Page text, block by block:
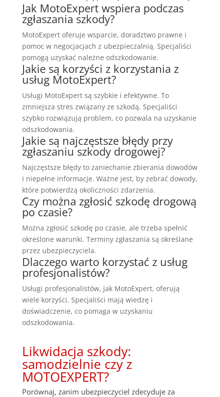
Jak MotoExpert wspiera podczas
zgłaszania szkody?
MotoExpert oferuje wsparcie, doradztwo prawne i
pomoc w negocjacjach z ubezpieczalnią. Specjaliści
pomogą uzyskać należne odszkodowanie.
Jakie są korzyści z korzystania z
usług MotoExpert?
Usługi MotoExpert są szybkie i efektywne. To
zmniejsza stres związany ze szkodą. Specjaliści
szybko rozwiązują problem, co pozwala na uzyskanie
odszkodowania.
Jakie są najczęstsze błędy przy
zgłaszaniu szkody drogowej?
Najczęstsze błędy to zaniechanie zbierania dowodów
i niepełne informacje. Ważne jest, by zebrać dowody,
które potwierdzą okoliczności zdarzenia.
Czy można zgłosić szkodę drogową
po czasie?
Można zgłosić szkodę po czasie, ale trzeba spełnić
określone warunki. Terminy zgłaszania są określane
przez ubezpieczyciela.
Dlaczego warto korzystać z usług
profesjonalistów?
Usługi profesjonalistów, jak MotoExpert, oferują
wiele korzyści. Specjaliści mają wiedzę i
doświadczenie, co pomaga w uzyskaniu
odszkodowania.
Likwidacja szkody:
samodzielnie czy z
MOTOEXPERT?
Porównaj, zanim ubezpieczyciel zdecyduje za